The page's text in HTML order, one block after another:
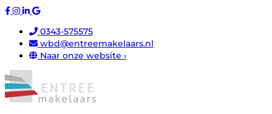
0343-575575
wbd@entreemakelaars.nl
Naar onze website ›